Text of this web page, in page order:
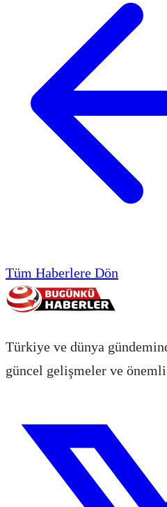
Tüm Haberlere Dön
Türkiye ve dünya
güncel gelişmeler ve